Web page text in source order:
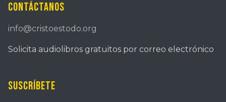
Contáctanos
info@cristoestodo.org
Solicita audiolibros gratuitos por correo electrónico
Suscríbete